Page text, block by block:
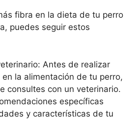
fibra en la dieta de tu perro
puedes seguir estos
Antes de realizar
la alimentación de tu perro,
consultes con un veterinario.
específicas
y características de tu